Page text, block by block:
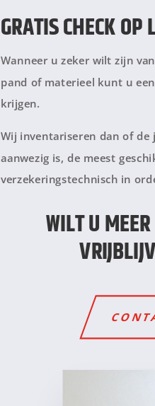
GRATIS CHECK OP
Wanneer u zeker wilt zijn
pand of materieel kunt u
krijgen.
Wij inventariseren dan of
aanwezig is, de meest
verzekeringstechnisch in
WILT U